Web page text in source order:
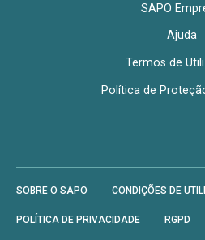
SAPO
Ajuda
Termos de
Política de
SOBRE O SAPO CONDIÇÕES DE
POLÍTICA DE PRIVACIDADE RGPD